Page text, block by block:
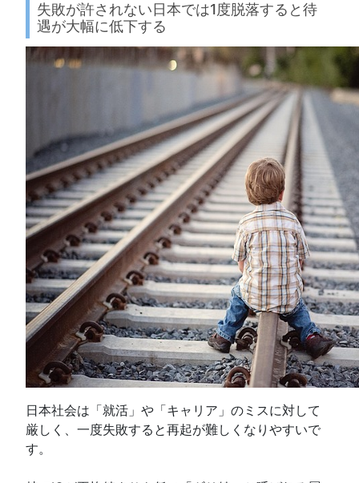
失敗が許されない日本では1度脱落すると待
遇が大幅に低下する
日本社会は「就活」や「キャリア」のミスに対して
厳しく、一度失敗すると再起が難しくなりやすいで
す。